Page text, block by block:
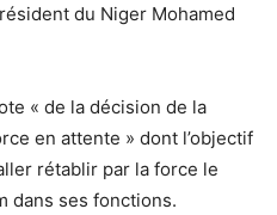
du Niger Mohamed
« de la décision de la
en attente » dont l’objectif
rétablir par la force le
dans ses fonctions.